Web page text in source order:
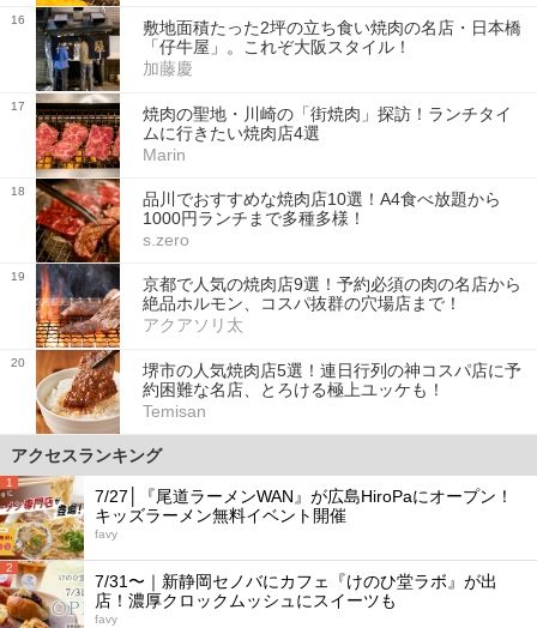
16
敷地面積たった2坪の立ち食い焼肉の名店・日本橋
「仔牛屋」。これぞ大阪スタイル！
加藤慶
17
焼肉の聖地・川崎の「街焼肉」探訪！ランチタイ
ムに行きたい焼肉店4選
Marin
18
品川でおすすめな焼肉店10選！A4食べ放題から
1000円ランチまで多種多様！
s.zero
19
京都で人気の焼肉店9選！予約必須の肉の名店から
絶品ホルモン、コスパ抜群の穴場店まで！
アクアソリ太
20
堺市の人気焼肉店5選！連日行列の神コスパ店に予
約困難な名店、とろける極上ユッケも！
Temisan
アクセスランキング
1
7/27│『尾道ラーメンWAN』が広島HiroPaにオープン！
キッズラーメン無料イベント開催
favy
2
7/31〜｜新静岡セノバにカフェ『けのひ堂ラボ』が出
店！濃厚クロックムッシュにスイーツも
favy